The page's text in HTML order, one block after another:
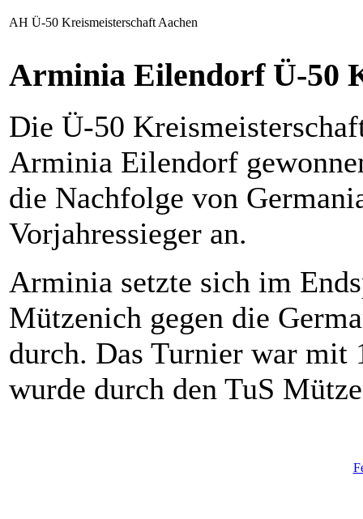
AH Ü-50 Kreismeisterschaft Aachen
Arminia Eilendorf Ü-50
Die Ü-50
Arminia Eilendorf
die Nachfolge von
Vorjahressieger an.
Arminia setzte sich im
Mützenich gegen die
durch. Das Turnier war mit
wurde durch den TuS